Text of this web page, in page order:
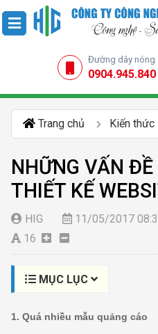
Đường dây nóng
0904.945.840
Trang chủ Kiến thức
NHỮNG VẤN
THIẾT KẾ
HIG 11/05/2017
16
MỤC LỤC
1. Quá nhiều mẫu quảng cáo